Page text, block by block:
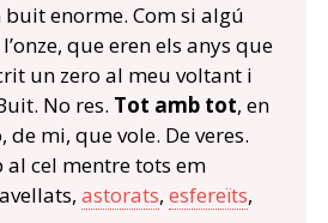
buit enorme. Com si algú
que eren els anys que
un zero al meu voltant i
No res. Tot amb tot, en
mi, que vole. De veres.
al cel mentre tots em
astorats, esfereïts,